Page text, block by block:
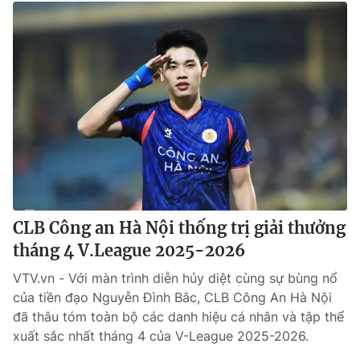
CLB Công an Hà Nội thống trị giải thưởng
tháng 4 V.League 2025-2026
VTV.vn - Với màn trình diễn hủy diệt cùng sự bùng nổ
của tiền đạo Nguyễn Đình Bắc, CLB Công An Hà Nội
đã thâu tóm toàn bộ các danh hiệu cá nhân và tập thể
xuất sắc nhất tháng 4 của V-League 2025-2026.